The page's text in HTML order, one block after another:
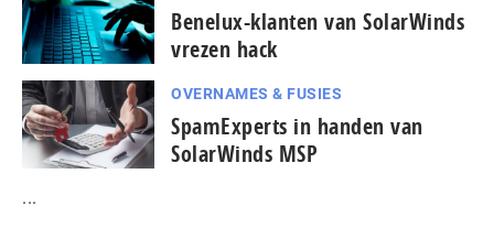
Benelux-klanten van SolarWinds
vrezen hack
OVERNAMES & FUSIES
SpamExperts in handen van
SolarWinds MSP
...